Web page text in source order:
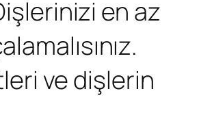
en az
ve dişlerin